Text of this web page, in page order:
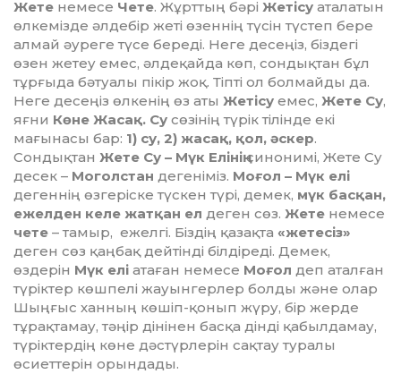
Жете немесе Чете. Жұрттың бәрі Жетісу аталатын
өлкемізде әлдебір жеті өзеннің түсін түстеп бере
алмай әуреге түсе береді. Неге десеңіз, біздегі
өзен жетеу емес, әлдеқайда көп, сондықтан бұл
тұрғыда бәтуалы пікір жоқ. Тіпті ол болмайды да.
Неге десеңіз өлкенің өз аты Жетісу емес, Жете Су,
яғни Көне Жасақ. Су сөзінің түрік тілінде екі
мағынасы бар: 1) су, 2) жасақ, қол, әскер.
Сондықтан Жете Су – Мүк Елініңсинонимі, Жете Су
десек – Моголстан дегеніміз. Моғол – Мүк елі
дегеннің өзгеріске түскен түрі, демек, мүк басқан,
ежелден келе жатқан ел деген сөз. Жете немесе
чете – тамыр, ежелгі. Біздің қазақта «жетесіз»
деген сөз қаңбақ дейтінді білдіреді. Демек,
өздерін Мүк елі атаған немесе Моғол деп аталған
түріктер көшпелі жауынгерлер болды және олар
Шыңғыс ханның көшіп-қонып жүру, бір жерде
тұрақтамау, тәңір дінінен басқа дінді қабылдамау,
түріктердің көне дәстүрлерін сақтау туралы
өсиеттерін орындады.